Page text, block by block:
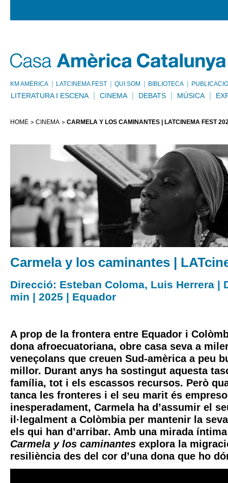
KM AMÈRICA LATCINEMA FEST QUI SOM BIBLIOTECA
LITERATURA I ESCENA CINEMA DEBATS MÚSICA
HOME CINEMA CARMELA Y LOS CAMINANTES | LATCINEMA FEST
Carmela y los caminantes |
Direcció: Esteban Coloma, Luis Herrera |
min | 2025 | Equador
A prop de la frontera entre Equador i
dona afroecuatoriana, obre casa seva a
veneçolans que creuen Sud-amèrica a peu
millor. Durant anys ha sostingut aquesta
família, tot i els escassos recursos. Però
tanca les fronteres i el seu marit és
inesperadament, Carmela ha d’assumir el
il·legalment a Colòmbia per mantenir la
els qui han d’arribar. Amb una mirada
Carmela y los caminantes explora la
resiliència des del cor d’una dona que ho